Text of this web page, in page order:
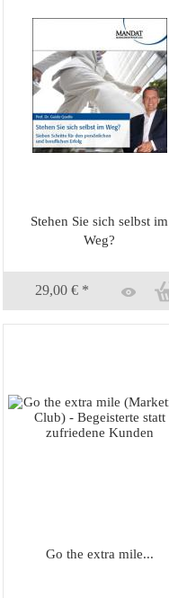
Stehen Sie sich selbst im
Weg?
29,00 € *
Go the extra mile...